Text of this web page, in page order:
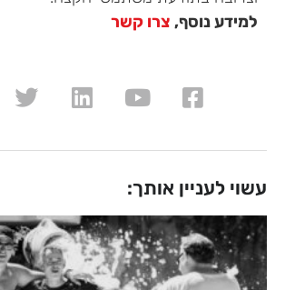
למידע נוסף, צרו קשר
עשוי לעניין אותך: